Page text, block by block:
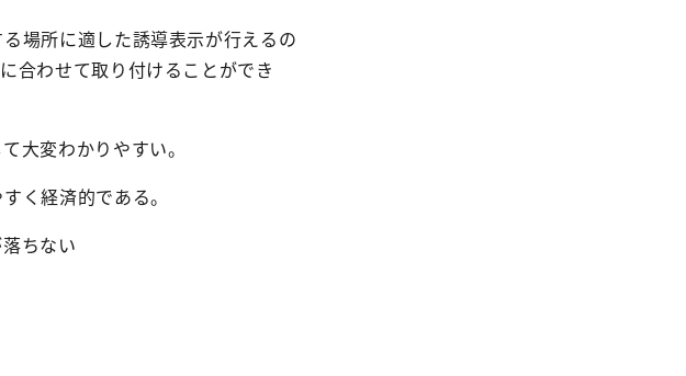
場所に適した誘導表示が行えるの
合わせて取り付けることができ
大変わかりやすい。
く経済的である。
ちない